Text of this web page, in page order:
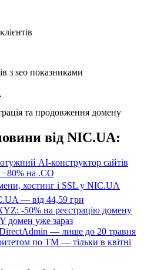
з seo показниками
та продовження домену
від NIC.UA:
AI-конструктор сайтів
на .CO
хостинг і SSL у NIC.UA
— від 44,59 грн
-50% на реєстрацію домену
домен уже зараз
DirectAdmin — лише до 20 травня
по ТМ — тільки в квітні